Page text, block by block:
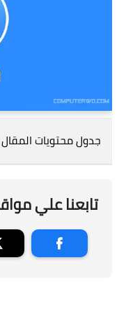
جدول محتويات المقال
تابعنا علي